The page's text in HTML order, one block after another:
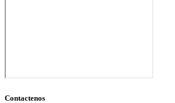
Contactenos